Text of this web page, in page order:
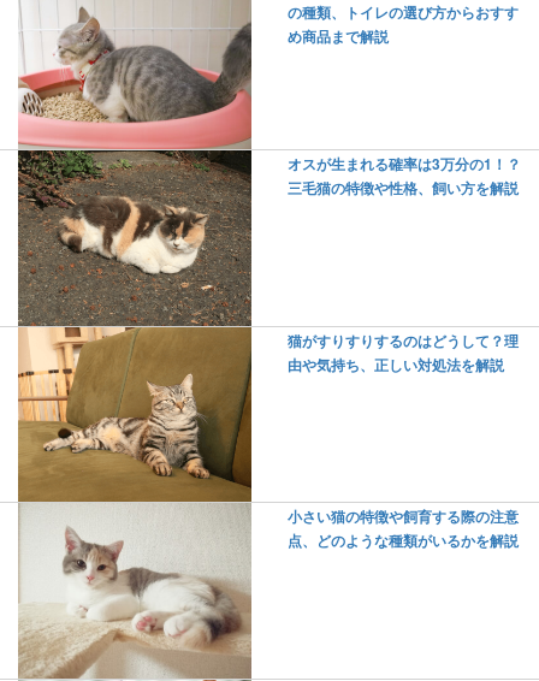
の種類、トイレの選び方からおすす
め商品まで解説
オスが生まれる確率は3万分の1！？
三毛猫の特徴や性格、飼い方を解説
猫がすりすりするのはどうして？理
由や気持ち、正しい対処法を解説
小さい猫の特徴や飼育する際の注意
点、どのような種類がいるかを解説